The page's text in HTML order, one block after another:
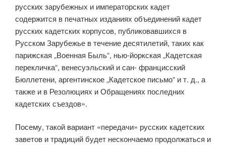
русских зарубежных и императорских кадет
содержится в печатных изданиях объединений кадет
русских кадетских корпусов, публиковавшихся в
Русском Зарубежье в течение десятилетий, таких как
парижская „Воен­ная Быль“, нью-йоркская „Кадетская
перекличка“, венесуэльский и сан- францисский
Бюллетени, аргентинское „Кадетское письмо“ и т. д., а
также и в Резолюциях и Обращениях последних
кадетских съездов».
Посему, такой вариант «передачи» русских кадетских
заветов и тра­диций будет нескончаемо продолжаться и